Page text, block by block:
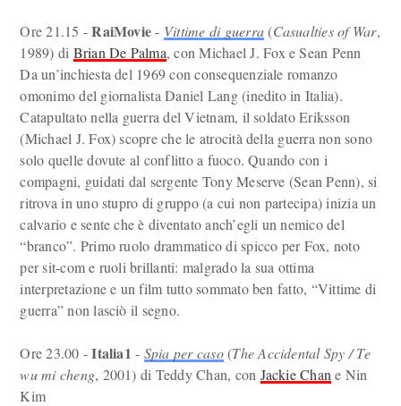
Ore 21.15 -RaiMovie- Vittime di guerra(Casualties of War,
1989) di Brian De Palma, con Michael J. Fox e Sean Penn
Da un’inchiesta del 1969 con consequenziale romanzo
omonimo del giornalista Daniel Lang (inedito in Italia).
Catapultato nella guerra del Vietnam, il soldato Eriksson
(Michael J. Fox) scopre che le atrocità della guerra non sono
solo quelle dovute al conflitto a fuoco. Quando con i
compagni, guidati dal sergente Tony Meserve (Sean Penn), si
ritrova in uno stupro di gruppo (a cui non partecipa) inizia un
calvario e sente che è diventato anch’egli un nemico del
“branco”. Primo ruolo drammatico di spicco per Fox, noto
per sit-com e ruoli brillanti: malgrado la sua ottima
interpretazione e un film tutto sommato ben fatto, “Vittime di
guerra” non lasciò il segno.
Ore 23.00 -Italia1 - Spia per caso(The Accidental Spy / Te
wu mi cheng, 2001) di Teddy Chan, con Jackie Chan e Nin
Kim